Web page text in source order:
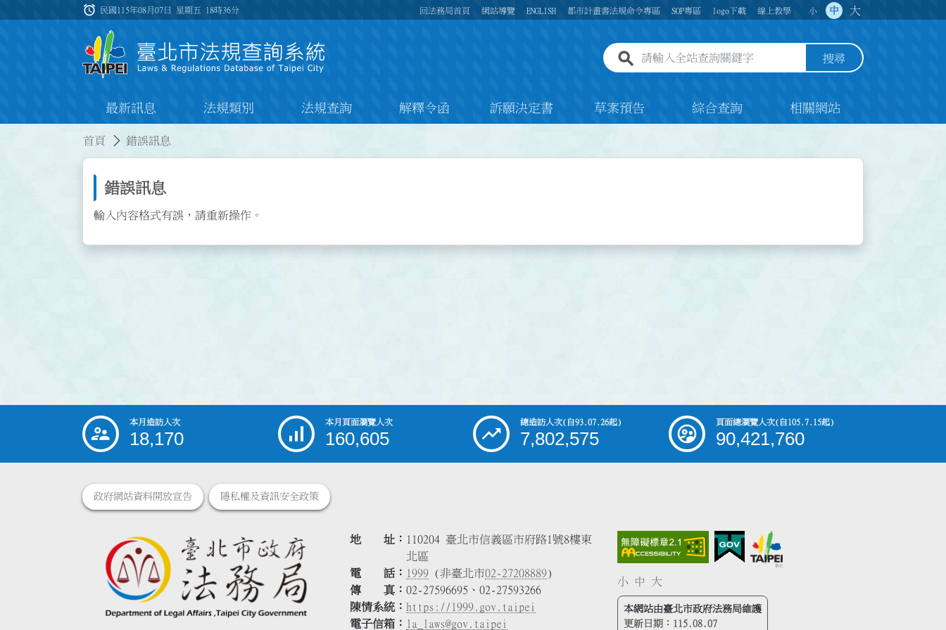
:::
alarm 民國115年08月07日 星期五 18時36分 回法務局首頁 網站導覽 ENGLISH 都市計畫書法規命令專區 SOP專區 logo下載 線上教學 小 中 大
全站查詢關鍵字欄位 搜尋
最新訊息 法規類別 法規查詢 解釋令函 訴願決定書 草案預告 綜合查詢 相關網站
首頁 錯誤訊息
錯誤訊息
輸入內容格式有誤，請重新操作。
::: 本月造訪人次
18,170
本月頁面瀏覽人次
160,605
總造訪人次(自93.07.26起)
7,802,575
頁面總瀏覽人次(自105.7.15起)
90,421,760
政府網站資料開放宣告 隱私權及資訊安全政策
地 址
110204 臺北市信義區市府路1號8樓東
北區
電 話
1999 (非臺北市02-27208889)
傳 真
02-27596695、02-27593266
陳情系統
https://1999.gov.taipei
電子信箱
la_laws@gov.taipei
小 中 大
本網站由臺北市政府法務局維護
更新日期： 115.08.07